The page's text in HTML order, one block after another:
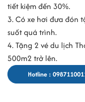
tiết kiệm đến 30%.
3. Có xe hơi đưa đón
suốt quá trình.
4. Tặng 2 vé du lịch
500m2 trở lên.
Hotline :